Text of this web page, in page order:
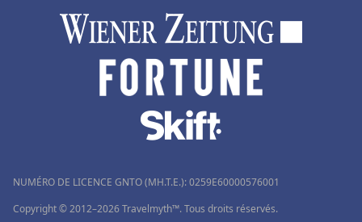
NUMÉRO DE LICENCE GNTO (MH.T.E.): 0259Ε60000576001
Copyright © 2012–2026 Travelmyth™. Tous droits réservés.